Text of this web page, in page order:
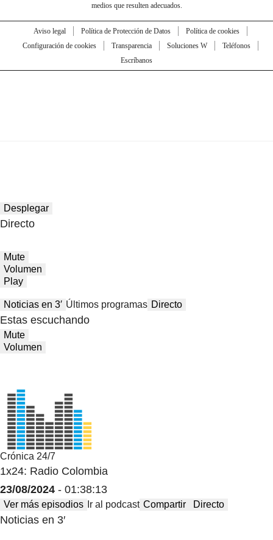
medios que resulten adecuados.
Aviso legal Política de Protección de Datos
Política de cookies
Configuración de cookies
Transparencia Soluciones W
Teléfonos
Escríbanos
Desplegar
Directo
Mute
Volumen
Play
Noticias en 3′ Últimos programas Directo
Estas escuchando
Mute
Volumen
Crónica 24/7
1x24: Radio Colombia
23/08/2024 - 01:38:13
Ver más episodios Ir al podcast Compartir Directo
Noticias en 3′